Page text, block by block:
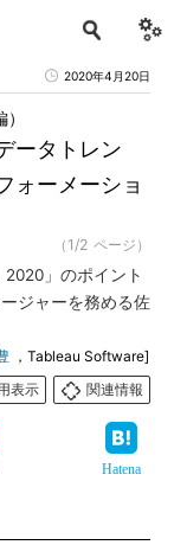
2020年4月20日
ータトレン
ォーメーショ
（1/2 ページ）
」のポイント
ジャーを務める佐
，Tableau Software]
表示
関連情報
Hatena